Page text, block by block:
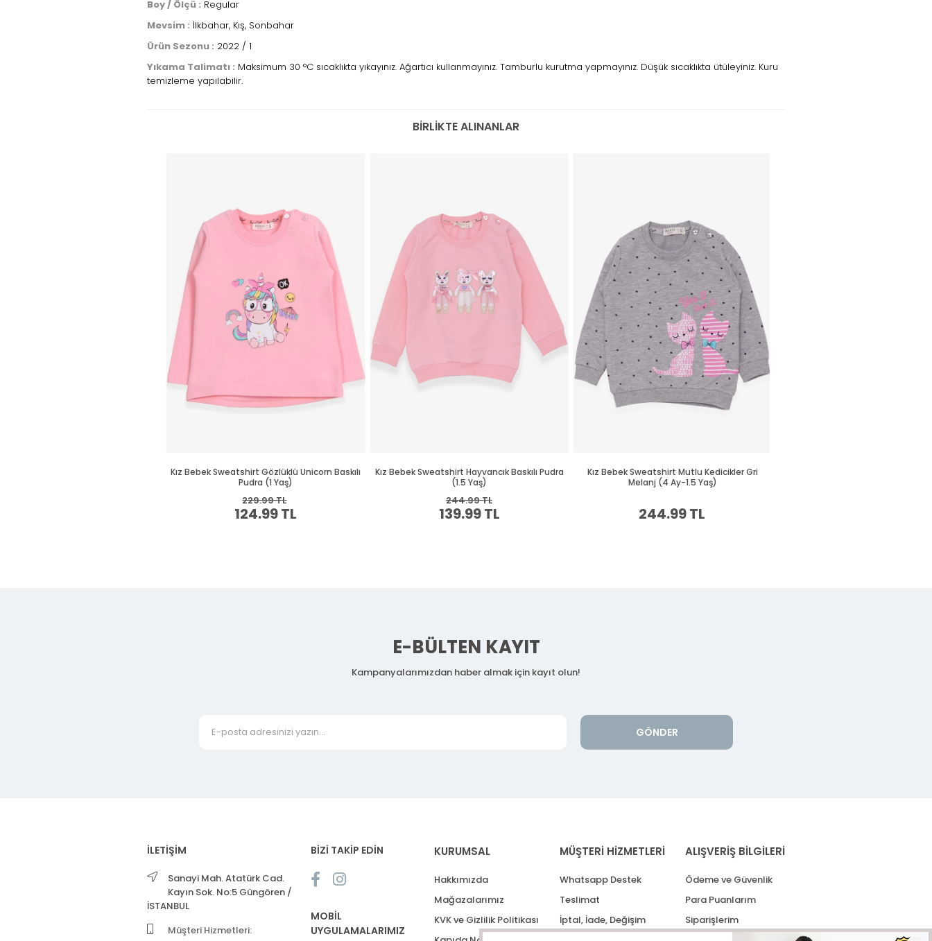
Boy / Ölçü : Regular
Mevsim : İlkbahar, Kış, Sonbahar
Ürün Sezonu : 2022 / 1
Yıkama Talimatı : Maksimum 30 °C sıcaklıkta yıkayınız. Ağartıcı kullanmayınız. Tamburlu kurutma yapmayınız. Düşük sıcaklıkta ütüleyiniz. Kuru
temizleme yapılabilir.
E-BÜLTEN KAYIT
Kampanyalarımızdan haber almak için kayıt olun!
GÖNDER
İLETİŞİM
Sanayi Mah. Atatürk Cad.
Kayın Sok. No:5 Güngören /
İSTANBUL
Müşteri Hizmetleri:
BİZİ TAKİP EDİN
MOBİL
UYGULAMALARIMIZ
KURUMSAL
Hakkımızda
Mağazalarımız
KVK ve Gizlilik Politikası
MÜŞTERİ HİZMETLERİ
Whatsapp Destek
Teslimat
İptal, İade, Değişim
ALIŞVERİŞ BİLGİLERİ
Ödeme ve Güvenlik
Para Puanlarım
Siparişlerim